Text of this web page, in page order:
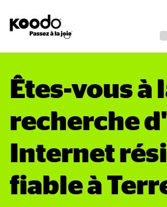
Êtes-vous à
recherche
Internet
fiable à